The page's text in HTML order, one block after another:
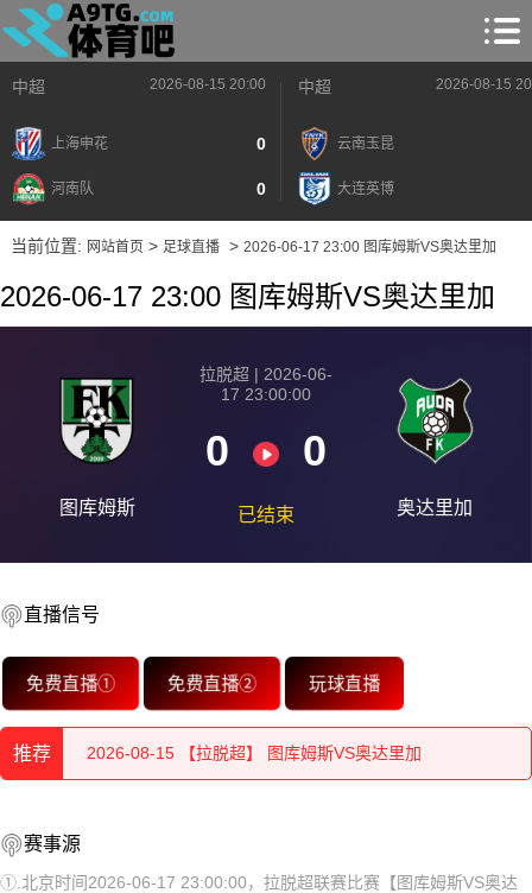
中超 2026-08-15 20:00
上海申花 0
河南队 0
中超 2026-08-15
云南玉昆
大连英博
当前位置: 网站首页> 足球直播> 2026-06-17 23:00 图库姆斯VS奥达里加
2026-06-17 23:00 图库姆斯VS奥达里加
图库姆斯
拉脱超 | 2026-06-
17 23:00:00
0 0
已结束 奥达里加
直播信号
免费直播① 免费直播② 玩球直播
推荐
2026-08-15 【拉脱超】 图库姆斯VS奥达里加
2026-08-15 【拉脱超】 图库姆斯VS奥达里加
赛事源
①.北京时间2026-06-17 23:00:00，拉脱超联赛比赛【图库姆斯VS奥达